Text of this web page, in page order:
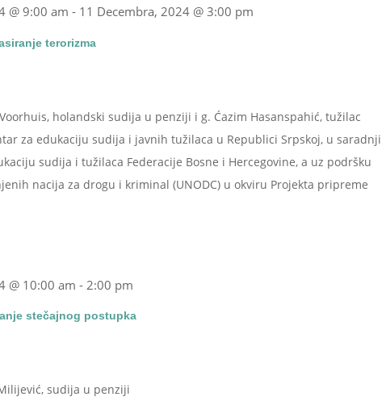
terorizma
@ 9:00 am - 11 Decembra, 2024 @ 3:00 pm
holandski sudija u penziji i g. Ćazim Hasanspahić, tužilac
za edukaciju sudija i javnih tužilaca u Republici Srpskoj, u saradnji
sudija i tužilaca Federacije Bosne i Hercegovine, a uz podršku
nacija za drogu i kriminal (UNODC) u okviru Projekta pripreme
stečajnog postupka
@ 10:00 am -2:00 pm
sudija u penziji